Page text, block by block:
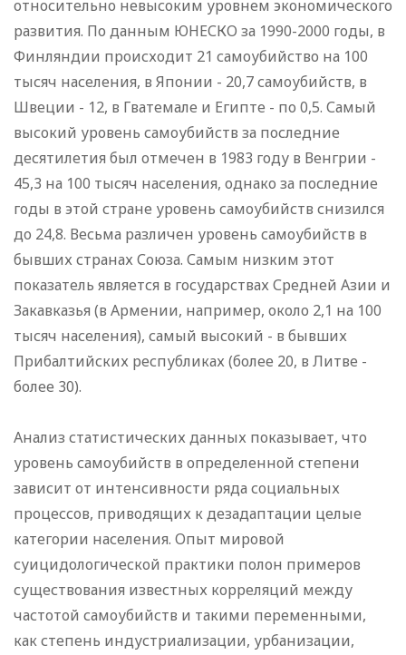
относительно невысоким уровнем экономического
развития. По данным ЮНЕСКО за 1990-2000 годы, в
Финляндии происходит 21 самоубийство на 100
тысяч населения, в Японии - 20,7 самоубийств, в
Швеции - 12, в Гватемале и Египте - по 0,5. Самый
высокий уровень самоубийств за последние
десятилетия был отмечен в 1983 году в Венгрии -
45,3 на 100 тысяч населения, однако за последние
годы в этой стране уровень самоубийств снизился
до 24,8. Весьма различен уровень самоубийств в
бывших странах Союза. Самым низким этот
показатель является в государствах Средней Азии и
Закавказья (в Армении, например, около 2,1 на 100
тысяч населения), самый высокий - в бывших
Прибалтийских республиках (более 20, в Литве -
более 30).
Анализ статистических данных показывает, что
уровень самоубийств в определенной степени
зависит от интенсивности ряда социальных
процессов, приводящих к дезадаптации целые
категории населения. Опыт мировой
суицидологической практики полон примеров
существования известных корреляций между
частотой самоубийств и такими переменными,
как степень индустриализации, урбанизации,